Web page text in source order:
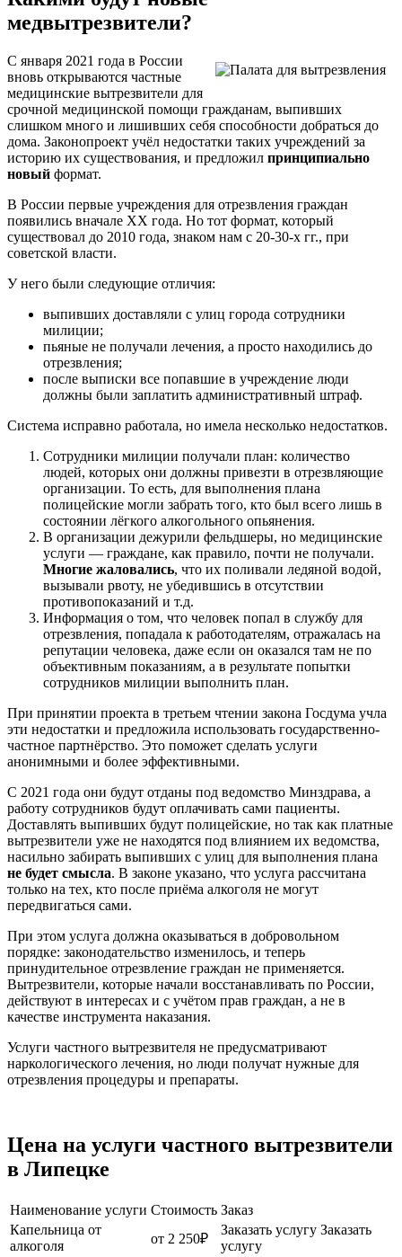
медвытрезвители?
С января 2021 года в России
вновь открываются частные
медицинские вытрезвители для
срочной медицинской помощи гражданам, выпивших
слишком много и лишивших себя способности добраться до
дома. Законопроект учёл недостатки таких учреждений за
историю их существования, и предложил принципиально
новый формат.
В России первые учреждения для отрезвления граждан
появились вначале ХХ года. Но тот формат, который
существовал до 2010 года, знаком нам с 20-30-х гг., при
советской власти.
У него были следующие отличия:
выпивших доставляли с улиц города сотрудники
милиции;
пьяные не получали лечения, а просто находились до
отрезвления;
после выписки все попавшие в учреждение люди
должны были заплатить административный штраф.
Система исправно работала, но имела несколько недостатков.
Сотрудники милиции получали план: количество
людей, которых они должны привезти в отрезвляющие
организации. То есть, для выполнения плана
полицейские могли забрать того, кто был всего лишь в
состоянии лёгкого алкогольного опьянения.
В организации дежурили фельдшеры, но медицинские
услуги — граждане, как правило, почти не получали.
Многие жаловались, что их поливали ледяной водой,
вызывали рвоту, не убедившись в отсутствии
противопоказаний и т.д.
Информация о том, что человек попал в службу для
отрезвления, попадала к работодателям, отражалась на
репутации человека, даже если он оказался там не по
объективным показаниям, а в результате попытки
сотрудников милиции выполнить план.
При принятии проекта в третьем чтении закона Госдума учла
эти недостатки и предложила использовать государственно-
частное партнёрство. Это поможет сделать услуги
анонимными и более эффективными.
С 2021 года они будут отданы под ведомство Минздрава, а
работу сотрудников будут оплачивать сами пациенты.
Доставлять выпивших будут полицейские, но так как платные
вытрезвители уже не находятся под влиянием их ведомства,
насильно забирать выпивших с улиц для выполнения плана
не будет смысла. В законе указано, что услуга рассчитана
только на тех, кто после приёма алкоголя не могут
передвигаться сами.
При этом услуга должна оказываться в добровольном
порядке: законодательство изменилось, и теперь
принудительное отрезвление граждан не применяется.
Вытрезвители, которые начали восстанавливать по России,
действуют в интересах и с учётом прав граждан, а не в
качестве инструмента наказания.
Услуги частного вытрезвителя не предусматривают
наркологического лечения, но люди получат нужные для
отрезвления процедуры и препараты.
Цена на услуги частного вытрезвители
в Липецке
Наименование услуги Стоимость Заказ
Капельница от
алкоголя
от 2 250₽
Заказать услугу Заказать
услугу